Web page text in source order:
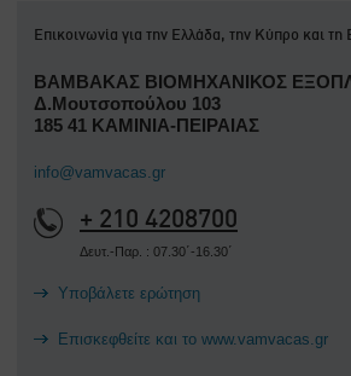
Επικοινωνία για την Ελλάδα, την Κύπρο και
ΒΑΜΒΑΚΑΣ ΒΙΟΜΗΧΑΝΙΚΟΣ
Δ.Μουτσοπούλου 103
185 41 ΚΑΜΙΝΙΑ-ΠΕΙΡΑΙΑΣ
info@vamvacas.gr
+ 210 4208700
Δευτ.-Παρ. : 07.30΄-16.30΄
Υποβάλετε ερώτηση
Επισκεφθείτε και το www.vamvacas.gr